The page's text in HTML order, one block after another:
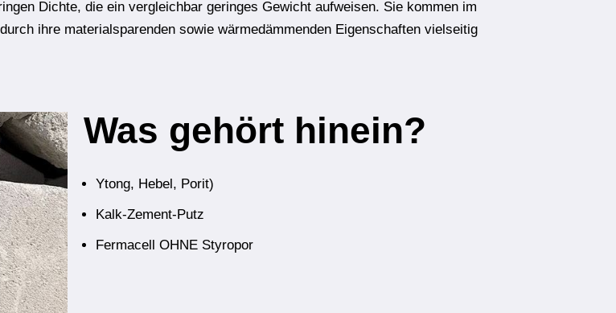
Dichte, die ein vergleichbar geringes Gewicht aufweisen. Sie kommen im
durch ihre materialsparenden sowie wärmedämmenden Eigenschaften vielseitig
Was gehört hinein?
Ytong, Hebel, Porit)
Kalk-Zement-Putz
Fermacell OHNE Styropor